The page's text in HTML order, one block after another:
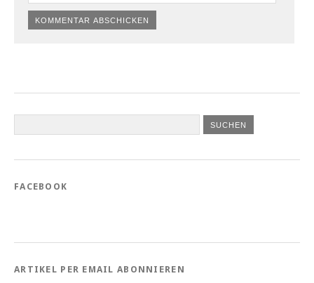
FACEBOOK
ARTIKEL PER EMAIL ABONNIEREN